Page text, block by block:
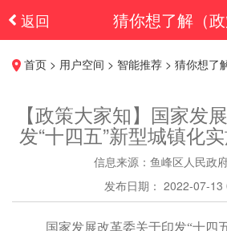
返回 猜你想了解（政
首页 > 用户空间 > 智能推荐 > 猜你想了
【政策大家知】国家发
发“十四五”新型城镇化
信息来源：鱼峰区人民政
发布日期： 2022-07-13
国家发展改革委关于印发“十四